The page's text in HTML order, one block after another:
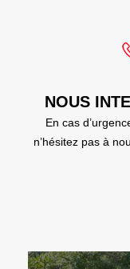
NOUS
En cas
n’hésitez pas à